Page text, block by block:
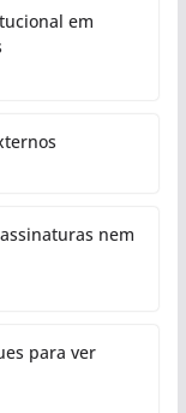
em
nem
para ver